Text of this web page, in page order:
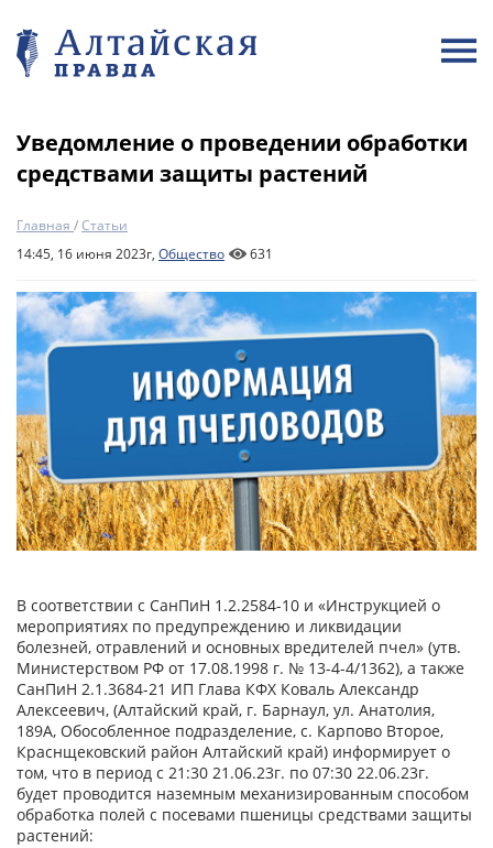
Уведомление о проведении обработки
средствами защиты растений
Главная /Статьи
14:45, 16 июня 2023г, Общество 631
В соответствии с СанПиН 1.2.2584-10 и «Инструкцией о
мероприятиях по предупреждению и ликвидации
болезней, отравлений и основных вредителей пчел» (утв.
Министерством РФ от 17.08.1998 г. № 13-4-4/1362), а также
СанПиН 2.1.3684-21 ИП Глава КФХ Коваль Александр
Алексеевич, (Алтайский край, г. Барнаул, ул. Анатолия,
189А, Обособленное подразделение, с. Карпово Второе,
Краснщековский район Алтайский край) информирует о
том, что в период с 21:30 21.06.23г. по 07:30 22.06.23г.
будет проводится наземным механизированным способом
обработка полей с посевами пшеницы средствами защиты
растений: